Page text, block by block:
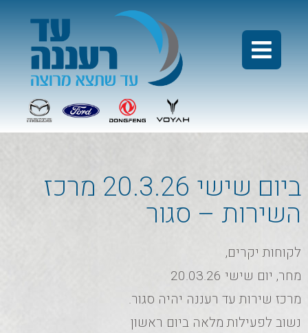
ביום שישי 20.3.26 מרכז
השירות – סגור
לקוחות יקרים,
מחר, יום שישי 20.03.26
מרכז שירות עד רעננה יהיה סגור.
נשוב לפעילות מלאה ביום ראשון